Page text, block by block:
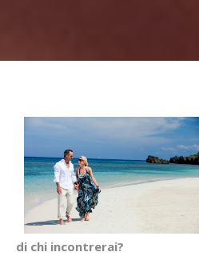
di chi incontrerai?